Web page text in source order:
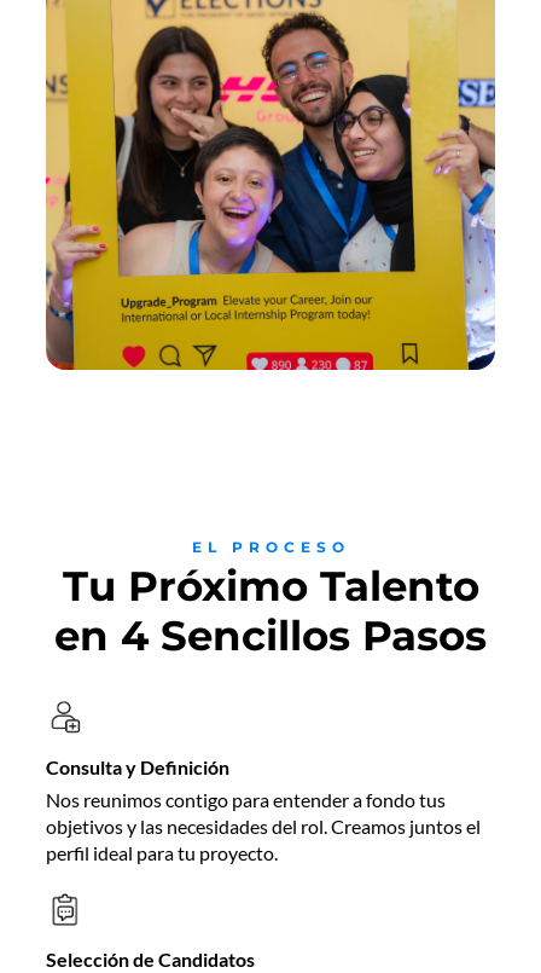
EL PROCESO
Tu Próximo Talento
en 4 Sencillos Pasos
Consulta y Definición
Nos reunimos contigo para entender a fondo tus
objetivos y las necesidades del rol. Creamos juntos el
perfil ideal para tu proyecto.
Selección de Candidatos